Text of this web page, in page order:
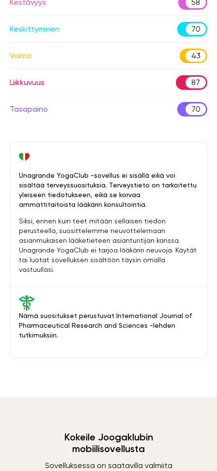
Kestävyys 58
Keskittyminen 70
Voima 43
Liikkuvuus 87
Tasapaino 70
Nämä suositukset perustuvat International Journal of
Pharmaceutical Research and Sciences -lehden
tutkimuksiin.
Unagrande YogaClub -sovellus ei sisällä eikä voi
sisältää terveyssuosituksia. Terveystieto on tarkoitettu
yleiseen tiedotukseen, eikä se korvaa
ammattitaitoista lääkärin konsultointia.
Siksi, ennen kuin teet mitään sellaisen tiedon
perusteella, suosittelemme neuvottelemaan
asianmukaisen lääketieteen asiantuntijan kanssa.
Unagrande YogaClub ei tarjoa lääkärin neuvoja. Käytät
tai luotat sovelluksen sisältöön täysin omalla
vastuullasi.
Kokeile Joogaklubin
mobiilisovellusta
Sovelluksessa on saatavilla valmiita